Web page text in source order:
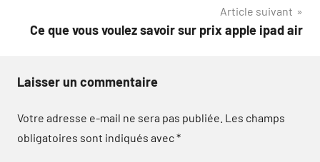
Article suivant
Ce que vous voulez savoir sur prix apple ipad air
Laisser un commentaire
Votre adresse e-mail ne sera pas publiée. Les champs
obligatoires sont indiqués avec*